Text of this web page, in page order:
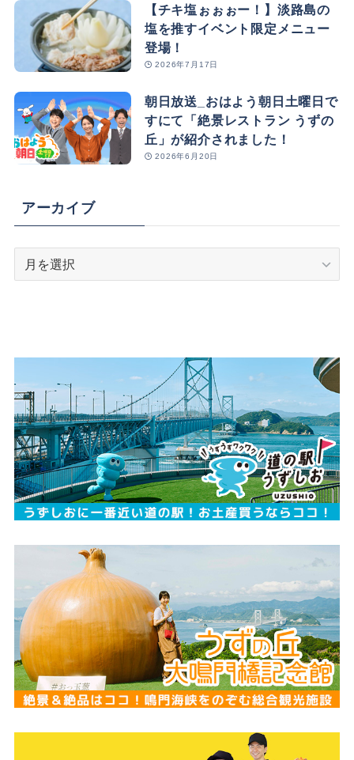
【チキ塩ぉぉぉー！】淡路島の
塩を推すイベント限定メニュー
登場！
2026年7月17日
朝日放送_おはよう朝日土曜日で
すにて「絶景レストラン うずの
丘」が紹介されました！
2026年6月20日
アーカイブ